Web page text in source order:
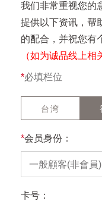
我们非常重视您的
提供以下资讯，帮
的配合，并祝您有
（如为诚品线上
*必填栏位
台湾
*会员身份：
一般顧客(非會員)
卡号：